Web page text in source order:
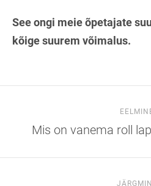
See ongi meie õpetajate
kõige suurem võimalus.
Mis on vanema roll